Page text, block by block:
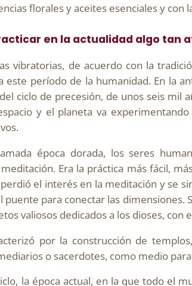
florales y aceites esenciales y con
en la actualidad algo tan
vibratorias, de acuerdo con la
este período de la humanidad. En la
ciclo de precesión, de unos seis mil
y el planeta va
época dorada, los seres
Era la práctica más fácil,
el interés en la meditación y se
para conectar las dimensiones.
valiosos dedicados a los dioses,
por la construcción de
o sacerdotes, como medio
la época actual, en la que todo el